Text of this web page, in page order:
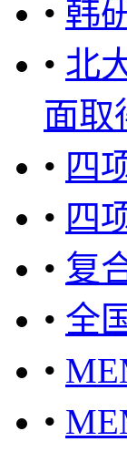
• 韩
• 北
面取
• 四
• 四
• 复
• 全
•
•